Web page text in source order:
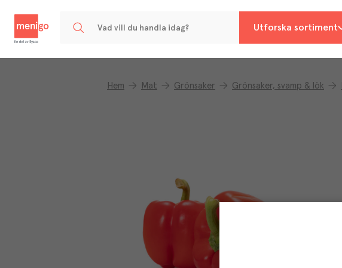
Utforska sortiment
Hem Mat Grönsaker Grönsaker, svamp & lök